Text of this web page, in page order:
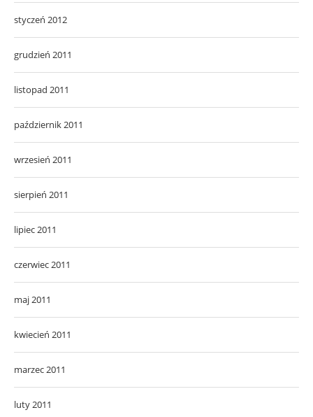
styczeń 2012
grudzień 2011
listopad 2011
październik 2011
wrzesień 2011
sierpień 2011
lipiec 2011
czerwiec 2011
maj 2011
kwiecień 2011
marzec 2011
luty 2011